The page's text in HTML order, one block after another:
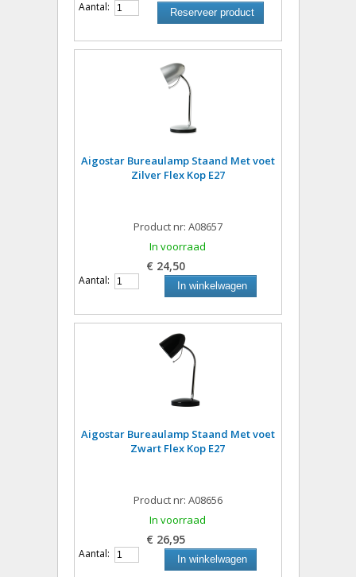
Aantal: Reserveer product
Aigostar Bureaulamp Staand Met voet
Zilver Flex Kop E27
Product nr: A08657
In voorraad
€ 24,50
Aantal: In winkelwagen
Aigostar Bureaulamp Staand Met voet
Zwart Flex Kop E27
Product nr: A08656
In voorraad
€ 26,95
Aantal: In winkelwagen